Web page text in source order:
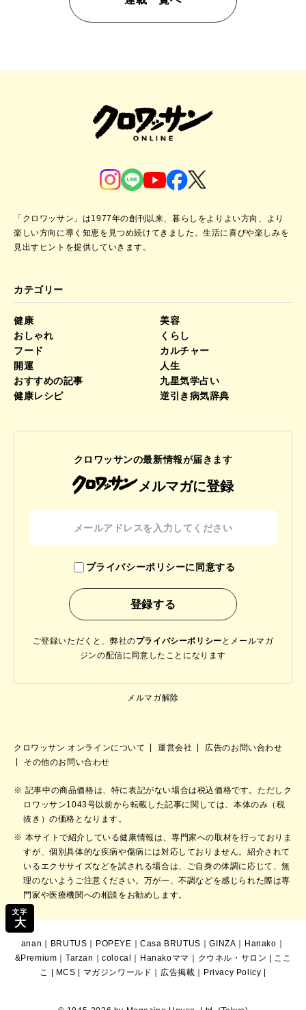
文字
大
「クロワッサン」は1977年の創刊以来、暮らしをよりよい方向、より
楽しい方向に導く知恵を見つめ続けてきました。生活に喜びや楽しみを
見出すヒントを提供していきます。
カテゴリー
健康
美容
おしゃれ
くらし
フード
カルチャー
開運
人生
おすすめの記事
九星気学占い
健康レシピ
逆引き病気辞典
クロワッサンの最新情報が届きます
メルマガに登録
プライバシーポリシーに同意する
ご登録いただくと、弊社のプライバシーポリシー と メールマガ
ジンの配信に同意したことになります
メルマガ解除
クロワッサン オンラインについて 運営会社
広告のお問い合わせ
その他のお問い合わせ
記事中の商品価格は、特に表記がない場合は税込価格です。ただしク
ロワッサン1043号以前から転載した記事に関しては、本体のみ（税
抜き）の価格となります。
本サイトで紹介している健康情報は、専門家への取材を行っておりま
すが、個別具体的な疾病や傷病には対応しておりません。紹介されて
いるエクササイズなどを試される場合は、ご自身の体調に応じて、無
理のないようご注意ください。万が一、不調などを感じられた際は専
門家や医療機関への相談をお勧めします。
anan BRUTUS POPEYE ｜Casa BRUTUS ｜GINZA Hanako
&Premium ｜Tarzan ｜colocal Hanakoママ クウネル・サロン
ここ
こ
MCS マガジンワールド 広告掲載 Privacy Policy